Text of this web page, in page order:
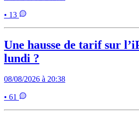
• 13
Une hausse de tarif sur
lundi ?
08/08/2026 à 20:38
• 61